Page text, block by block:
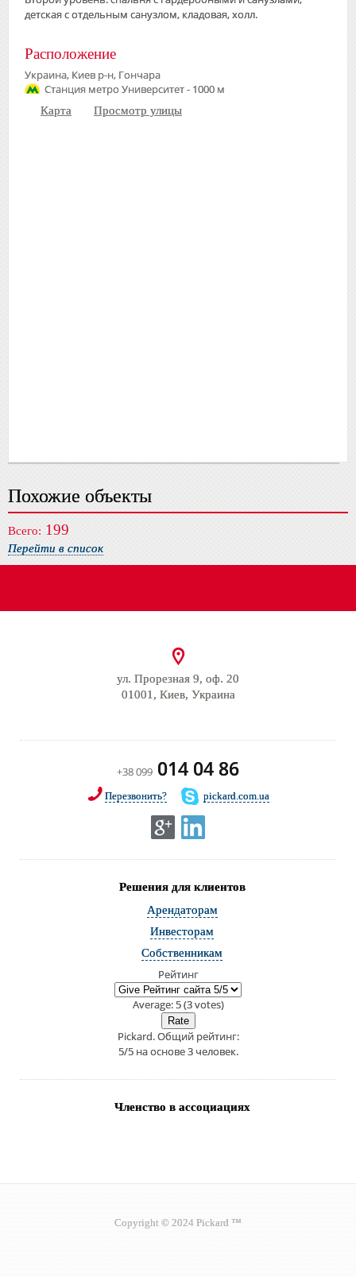
детская с отдельным санузлом, кладовая, холл.
Расположение
Украина, Киев р-н, Гончара
Станция метро Университет - 1000 м
Карта Просмотр улицы
Похожие объекты
Всего: 199
Перейти в список
ул. Прорезная 9, оф. 20
01001, Киев, Украина
+38 099 014 04 86
Перезвонить? pickard.com.ua
Решения для клиентов
Арендаторам
Инвесторам
Собственникам
Рейтинг
Average:5(3votes)
Pickard. Общий рейтинг:
5/5на основе3человек.
Членство в ассоциациях
Copyright © 2024 Pickard ™